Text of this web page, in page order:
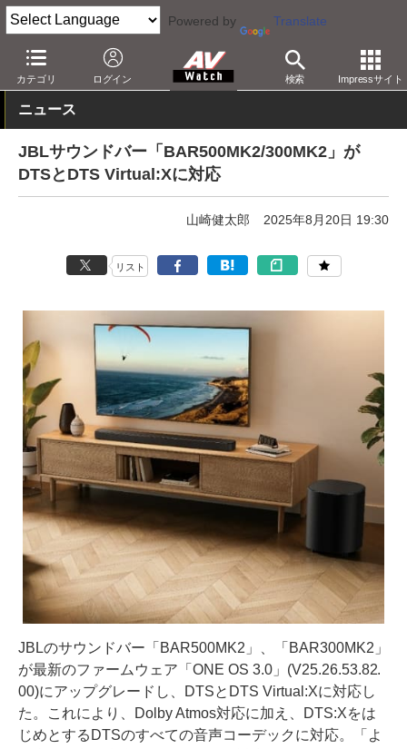
Powered by Translate
カテゴリ ログイン 検索 Impressサイト
AV Watch 製品 サウンドバー その他
ニュース
JBLサウンドバー「BAR500MK2/300MK2」が
DTSとDTS Virtual:Xに対応
山崎健太郎 2025年8月20日 19:30
リスト
JBLのサウンドバー「BAR500MK2」、「BAR300MK2」
が最新のファームウェア「ONE OS 3.0」(V25.26.53.82.
00)にアップグレードし、DTSとDTS Virtual:Xに対応し
た。これにより、Dolby Atmos対応に加え、DTS:Xをは
じめとするDTSのすべての音声コーデックに対応。「よ